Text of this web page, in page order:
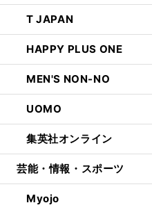
T JAPAN
HAPPY PLUS ONE
MEN'S NON-NO
UOMO
集英社オンライン
芸能・情報・スポーツ
Myojo